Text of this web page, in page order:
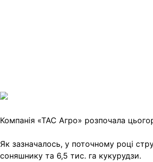
Link
Print
Компанія «ТАС Агро» розпочала
Як зазначалось, у поточному році
соняшнику та 6,5 тис. га кукурудзи.